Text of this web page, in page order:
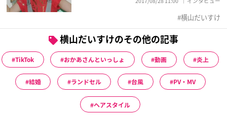
横山だいすけ
横山だいすけのその他の記事
TikTok おかあさんといっしょ 動画 炎上
結婚 ランドセル 台風 PV・MV
ヘアスタイル